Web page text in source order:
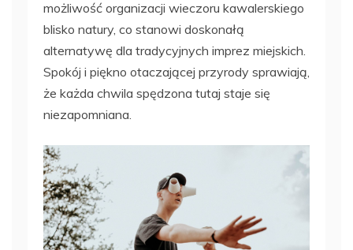
możliwość organizacji wieczoru kawalerskiego
blisko natury, co stanowi doskonałą
alternatywę dla tradycyjnych imprez miejskich.
Spokój i piękno otaczającej przyrody sprawiają,
że każda chwila spędzona tutaj staje się
niezapomniana.